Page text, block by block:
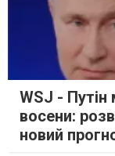
WSJ -
восени:
новий